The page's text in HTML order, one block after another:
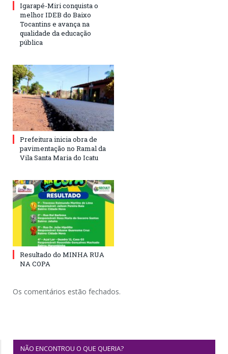
Igarapé-Miri conquista o
melhor IDEB do Baixo
Tocantins e avança na
qualidade da educação
pública
Prefeitura inicia obra de
pavimentação no Ramal da
Vila Santa Maria do Icatu
Resultado do MINHA RUA
NA COPA
Os comentários estão fechados.
NÃO ENCONTROU O QUE QUERIA?